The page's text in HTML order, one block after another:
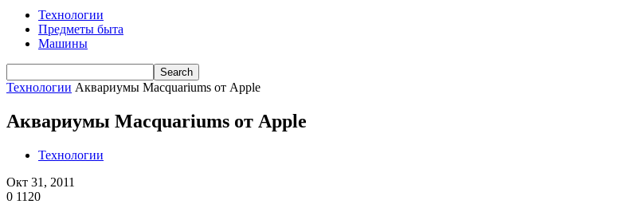
Технологии
Предметы быта
Машины
Технологии Аквариумы Macquariums от Apple
Аквариумы Macquariums от Apple
Технологии
Окт 31, 2011
0 1120